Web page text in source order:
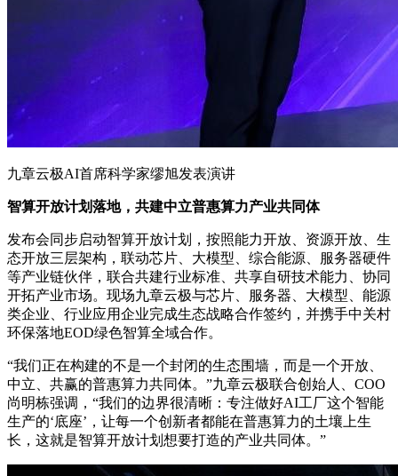
九章云极AI首席科学家缪旭发表演讲
智算开放计划落地，共建中立普惠算力产业共同体
发布会同步启动智算开放计划，按照能力开放、资源开放、生
态开放三层架构，联动芯片、大模型、综合能源、服务器硬件
等产业链伙伴，联合共建行业标准、共享自研技术能力、协同
开拓产业市场。现场九章云极与芯片、服务器、大模型、能源
类企业、行业应用企业完成生态战略合作签约，并携手中关村
环保落地EOD绿色智算全域合作。
“我们正在构建的不是一个封闭的生态围墙，而是一个开放、
中立、共赢的普惠算力共同体。”九章云极联合创始人、COO
尚明栋强调，“我们的边界很清晰：专注做好AI工厂这个智能
生产的‘底座’，让每一个创新者都能在普惠算力的土壤上生
长，这就是智算开放计划想要打造的产业共同体。”